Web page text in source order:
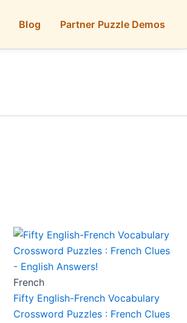
Blog Partner Puzzle Demos
French
Fifty English-French Vocabulary
Crossword Puzzles : French Clues